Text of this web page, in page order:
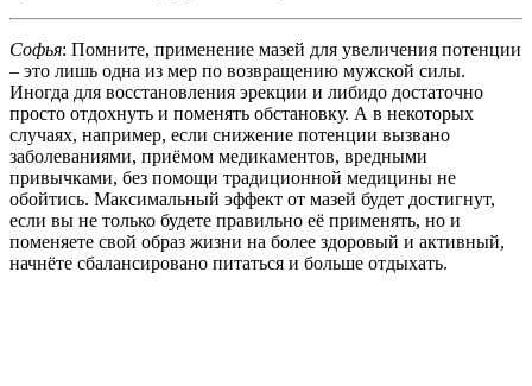
Софья: Помните, применение мазей для увеличения потенции
– это лишь одна из мер по возвращению мужской силы.
Иногда для восстановления эрекции и либидо достаточно
просто отдохнуть и поменять обстановку. А в некоторых
случаях, например, если снижение потенции вызвано
заболеваниями, приёмом медикаментов, вредными
привычками, без помощи традиционной медицины не
обойтись. Максимальный эффект от мазей будет достигнут,
если вы не только будете правильно её применять, но и
поменяете свой образ жизни на более здоровый и активный,
начнёте сбалансировано питаться и больше отдыхать.